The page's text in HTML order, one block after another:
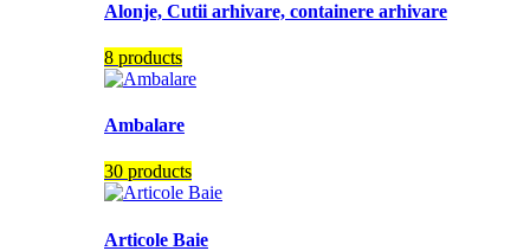
Alonje, Cutii arhivare, containere arhivare
8 products
Ambalare
30 products
Articole Baie